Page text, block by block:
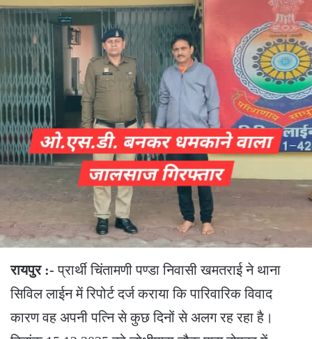
रायपुर :- प्रार्थी चिंतामणी पण्डा निवासी खमतराई ने थाना
सिविल लाईन में रिपोर्ट दर्ज कराया कि पारिवारिक विवाद
कारण वह अपनी पत्नि से कुछ दिनों से अलग रह रहा है।